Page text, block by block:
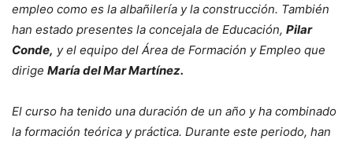
empleo como es la albañilería y la construcción. También
han estado presentes la concejala de Educación, Pilar
Conde, y el equipo del Área de Formación y Empleo que
dirige María del Mar Martínez.
El curso ha tenido una duración de un año y ha combinado
la formación teórica y práctica. Durante este periodo, han